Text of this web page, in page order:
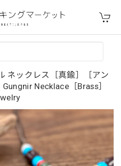
ネックレス［真鍮］［アン
Necklace［Brass］